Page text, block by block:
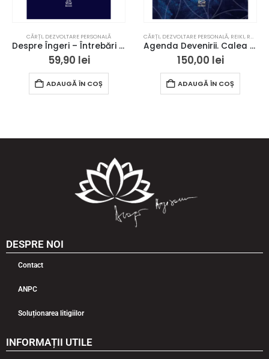
CĂRȚI, DEZVOLTARE PERSONALĂ
Despre Îngeri – Întrebări și Răspunsuri
59,90 lei
ADAUGĂ ÎN COȘ
CĂRȚI, DEZVOLTARE PERSONALĂ, REIKI, ROMANE INIȚIATICE
Agenda Devenirii. Calea Initiatului
150,00 lei
ADAUGĂ ÎN COȘ
DESPRE NOI
Contact
ANPC
Soluționarea litigiilor
INFORMAȚII UTILE